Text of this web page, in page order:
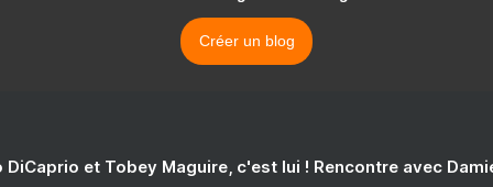
Créer un blog
DiCaprio et Tobey Maguire, c'est lui ! Rencontre avec